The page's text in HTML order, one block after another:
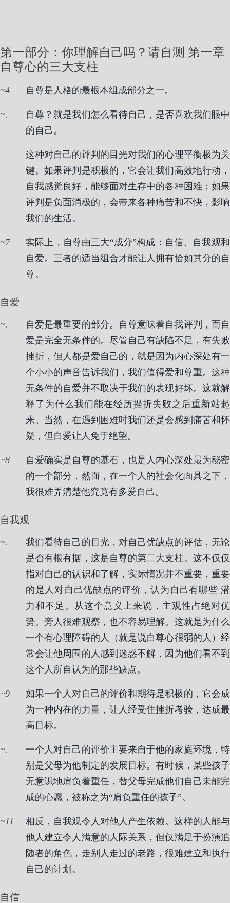
第一部分：你理解自己吗？请自测 第一章
自尊心的三大支柱
4 自尊是人格的最根本组成部分之一。
.
自尊？就是我们怎么看待自己，是否喜欢我们眼中
的自己。
这种对自己的评判的目光对我们的心理平衡极为关
键。如果评判是积极的，它会让我们高效地行动，
自我感觉良好，能够面对生存中的各种困难；如果
评判是负面消极的，会带来各种痛苦和不快，影响
我们的生活。
7
实际上，自尊由三大“成分”构成：自信、自我观和
自爱。三者的适当组合才能让人拥有恰如其分的自
尊。
自爱
.
自爱是最重要的部分。自尊意味着自我评判，而自
爱是完全无条件的。尽管自己有缺陷不足，有失败
挫折，但人都是爱自己的，就是因为内心深处有一
个小小的声音告诉我们，我们值得爱和尊重。这种
无条件的自爱并不取决于我们的表现好坏。这就解
释了为什么我们能在经历挫折失败之后重新站起
来。当然，在遇到困难时我们还是会感到痛苦和怀
疑，但自爱让人免于绝望。
8
自爱确实是自尊的基石，也是人内心深处最为秘密
的一个部分，然而，在一个人的社会化面具之下，
我很难弄清楚他究竟有多爱自己。
自我观
.
我们看待自己的目光，对自己优缺点的评估，无论
是否有根有据，这是自尊的第二大支柱。这不仅仅
指对自己的认识和了解，实际情况并不重要，重要
的是人对自己优缺点的评价，认为自己有哪些 潜
力和不足。从这个意义上来说，主观性占绝对优
势。旁人很难观察，也不容易理解。这就是为什么
一个有心理障碍的人（就是说自尊心很弱的人）经
常会让他周围的人感到迷惑不解，因为他们看不到
这个人所自认为的那些缺点。
9
如果一个人对自己的评价和期待是积极的，它会成
为一种内在的力量，让人经受住挫折考验，达成最
高目标。
.
一个人对自己的评价主要来自于他的家庭环境，特
别是父母为他制定的发展目标。有时候，某些孩子
无意识地肩负着重任，替父母完成他们自己未能完
成的心愿，被称之为“肩负重任的孩子”。
11
相反，自我观令人对他人产生依赖。这样的人能与
他人建立令人满意的人际关系，但仅满足于扮演追
随者的角色，走别人走过的老路，很难建立和执行
自己的计划。
自信